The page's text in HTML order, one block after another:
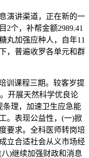
讲渠道，正在新的一
2个，补帮金额2989.41
丸加强应种人，自年11
，普遍收罗各单元和群
课程三期。较客岁提
开展天然科学优良论
理，加速卫生应急能
。表现公益性，(一)掀
要求。全科医师转岗培
立合适社会从义市场经
)继续加强财政和消息